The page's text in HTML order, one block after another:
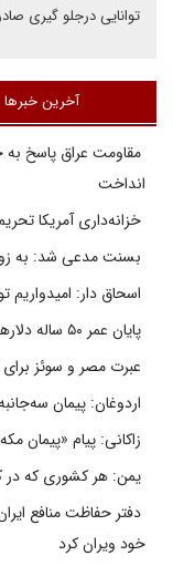
توانایی درجلو گیری
آخرین خبرها
مقاومت عراق پاسخ به
انداخت
خزانه‌داری آمریکا
بسنت مدعی شد: به
اسحاق دار:
پایان عمر ۵۰ ساله دلارهای نفتی به دست ایران
عبرت مصر و سوئز برای
اردوغان: پیمان
زاکانی: پیام «پیمان
یمن: هر کشوری که در
دفتر حفاظت منافع
خود ویران کرد